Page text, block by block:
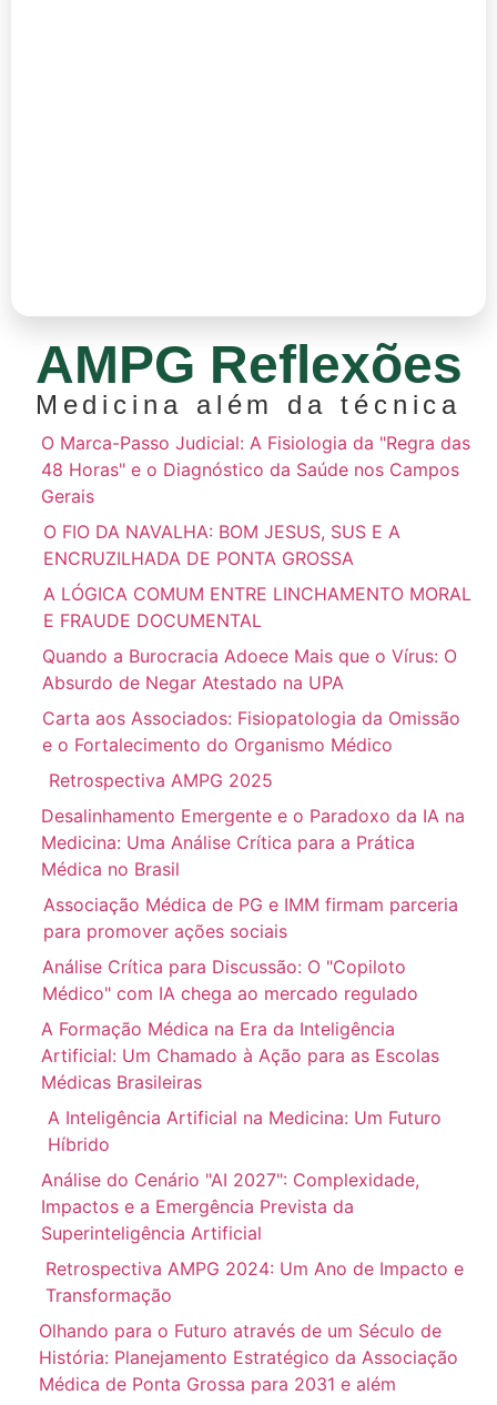
AMPG Reflexões
Medicina além da técnica
O Marca-Passo Judicial: A Fisiologia da "Regra das
48 Horas" e o Diagnóstico da Saúde nos Campos
Gerais
O FIO DA NAVALHA: BOM JESUS, SUS E A
ENCRUZILHADA DE PONTA GROSSA
A LÓGICA COMUM ENTRE LINCHAMENTO MORAL
E FRAUDE DOCUMENTAL
Quando a Burocracia Adoece Mais que o Vírus: O
Absurdo de Negar Atestado na UPA
Carta aos Associados: Fisiopatologia da Omissão
e o Fortalecimento do Organismo Médico
Retrospectiva AMPG 2025
Desalinhamento Emergente e o Paradoxo da IA na
Medicina: Uma Análise Crítica para a Prática
Médica no Brasil
Associação Médica de PG e IMM firmam parceria
para promover ações sociais
Análise Crítica para Discussão: O "Copiloto
Médico" com IA chega ao mercado regulado
A Formação Médica na Era da Inteligência
Artificial: Um Chamado à Ação para as Escolas
Médicas Brasileiras
A Inteligência Artificial na Medicina: Um Futuro
Híbrido
Análise do Cenário "AI 2027": Complexidade,
Impactos e a Emergência Prevista da
Superinteligência Artificial
Retrospectiva AMPG 2024: Um Ano de Impacto e
Transformação
Olhando para o Futuro através de um Século de
História: Planejamento Estratégico da Associação
Médica de Ponta Grossa para 2031 e além